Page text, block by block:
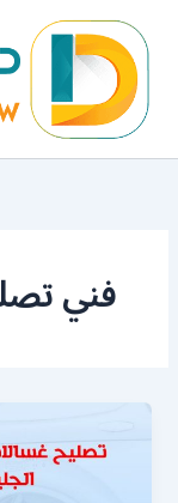
المحتوى
فني